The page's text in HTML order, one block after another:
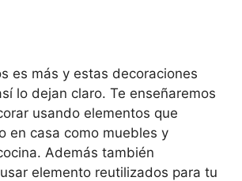
es más y estas decoraciones
lo dejan claro. Te enseñaremos
usando elementos que
en casa como muebles y
Además también
elemento reutilizados para tu